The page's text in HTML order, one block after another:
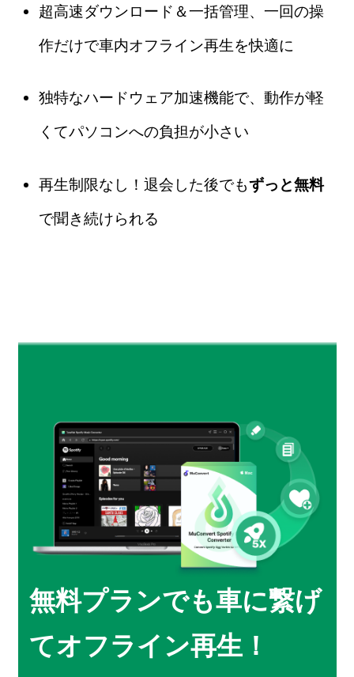
超高速ダウンロード＆一括管理、一回の操
作だけで車内オフライン再生を快適に
独特なハードウェア加速機能で、動作が軽
くてパソコンへの負担が小さい
再生制限なし！退会した後でもずっと無料
で聞き続けられる
無料プランでも車に繋げ
てオフライン再生！